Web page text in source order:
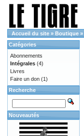
Accueil du site » Boutique »
Catégories
Abonnements
Intégrales (4)
Livres
Faire un don (1)
Recherche
Nouveautés